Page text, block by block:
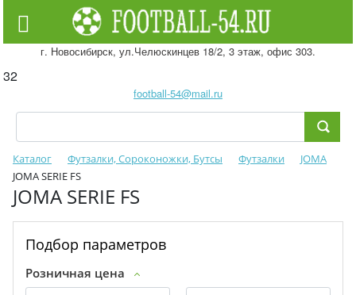
г. Новосибирск, ул.Челюскинцев 18/2, 3 этаж, офис 303.
32
football-54@mail.ru
Каталог Футзалки, Сороконожки, Бутсы Футзалки
JOMA
JOMA SERIE FS
JOMA SERIE FS
Подбор параметров
Розничная цена